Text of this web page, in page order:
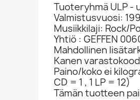
Tuoteryhmä ULP -
Valmistusvuosi:
Musiikkilaji: Rock/
Yhtiö : GEFFEN
Mahdollinen
Kanen
Paino/koko ei
CD = 1 , 1 LP = 12)
Tämän tuotteen